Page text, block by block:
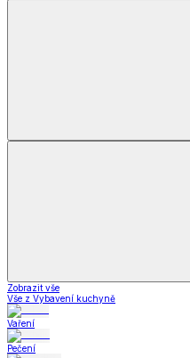
Zobrazit vše
Vše z Vybavení kuchyně
Vaření
Pečení